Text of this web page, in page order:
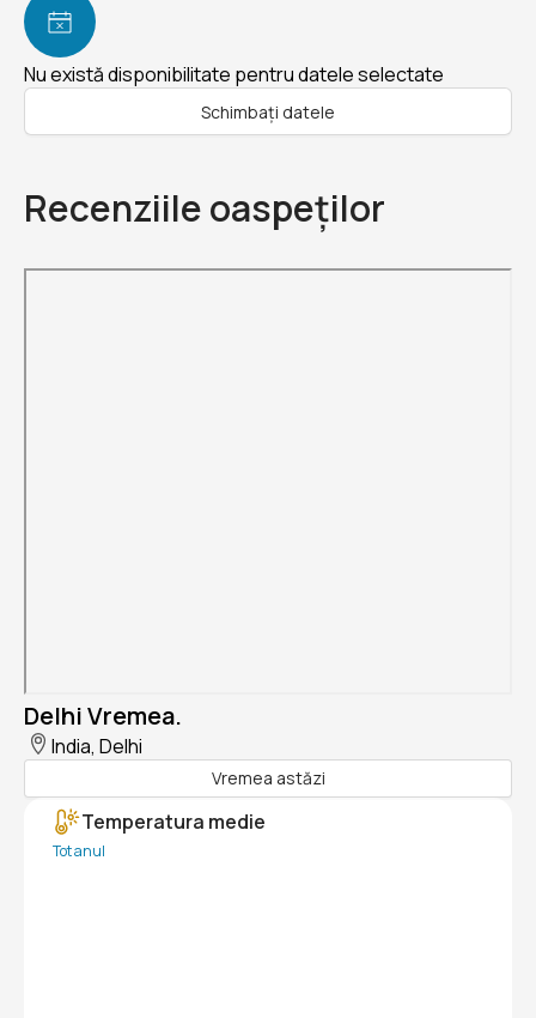
Nu există disponibilitate pentru datele selectate
Schimbați datele
Recenziile oaspeților
Delhi Vremea.
India, Delhi
Vremea astăzi
Temperatura medie
Tot anul